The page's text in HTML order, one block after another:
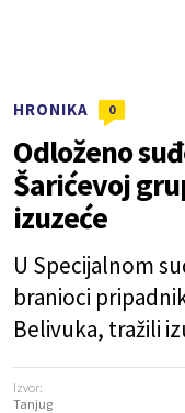
HRONIKA 0
Odloženo
Šarićevoj
izuzeće
U Specijalnom
branioci
Belivuka, tražili
Izvor:
Tanjug